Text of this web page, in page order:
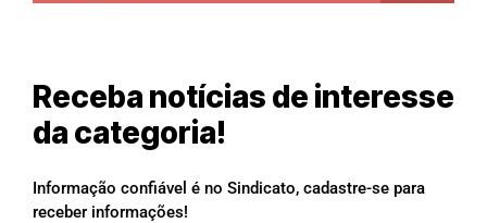
Receba notícias de interesse
da categoria!
Informação confiável é no Sindicato, cadastre-se para
receber informações!